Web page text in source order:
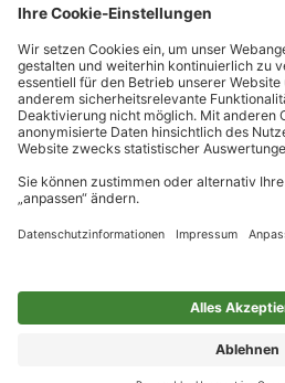
Die wichtigsten Antworten und
Verkaufsstellen
Ticketverkauf und persönliche Beratung
Newsletter